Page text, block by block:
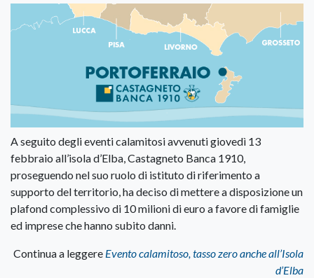
A seguito degli eventi calamitosi avvenuti giovedì 13
febbraio all’isola d’Elba, Castagneto Banca 1910,
proseguendo nel suo ruolo di istituto di riferimento a
supporto del territorio, ha deciso di mettere a disposizione un
plafond complessivo di 10 milioni di euro a favore di famiglie
ed imprese che hanno subito danni.
Continua a leggere Evento calamitoso, tasso zero anche all’Isola
d’Elba